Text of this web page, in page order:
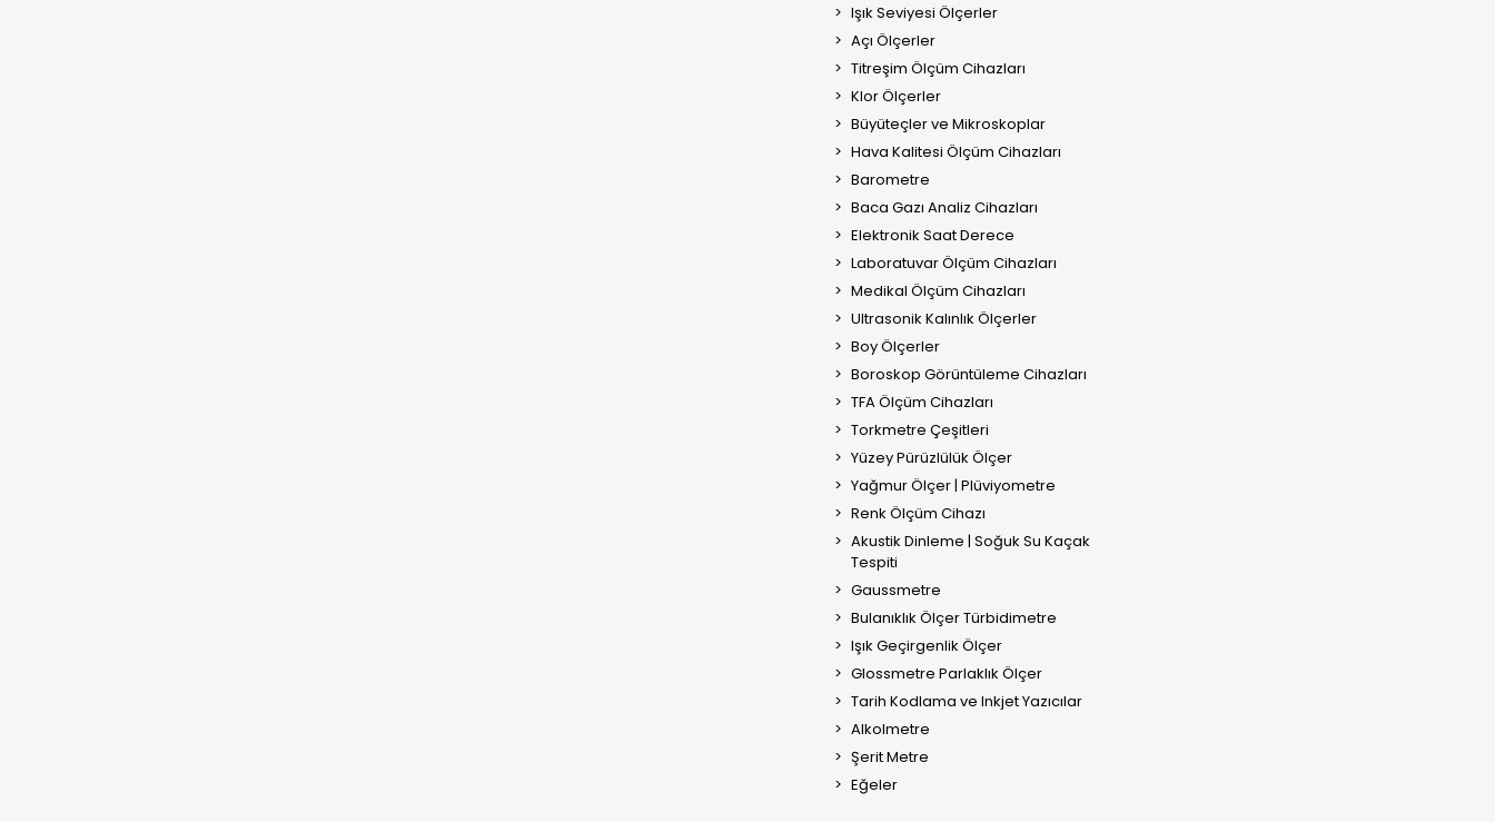
Işık Seviyesi Ölçerler
Açı Ölçerler
Titreşim Ölçüm Cihazları
Klor Ölçerler
Büyüteçler ve Mikroskoplar
Hava Kalitesi Ölçüm Cihazları
Barometre
Baca Gazı Analiz Cihazları
Elektronik Saat Derece
Laboratuvar Ölçüm Cihazları
Medikal Ölçüm Cihazları
Ultrasonik Kalınlık Ölçerler
Boy Ölçerler
Boroskop Görüntüleme Cihazları
TFA Ölçüm Cihazları
Torkmetre Çeşitleri
Yüzey Pürüzlülük Ölçer
Yağmur Ölçer | Plüviyometre
Renk Ölçüm Cihazı
Akustik Dinleme | Soğuk Su Kaçak
Tespiti
Gaussmetre
Bulanıklık Ölçer Türbidimetre
Işık Geçirgenlik Ölçer
Glossmetre Parlaklık Ölçer
Tarih Kodlama ve Inkjet Yazıcılar
Alkolmetre
Şerit Metre
Eğeler